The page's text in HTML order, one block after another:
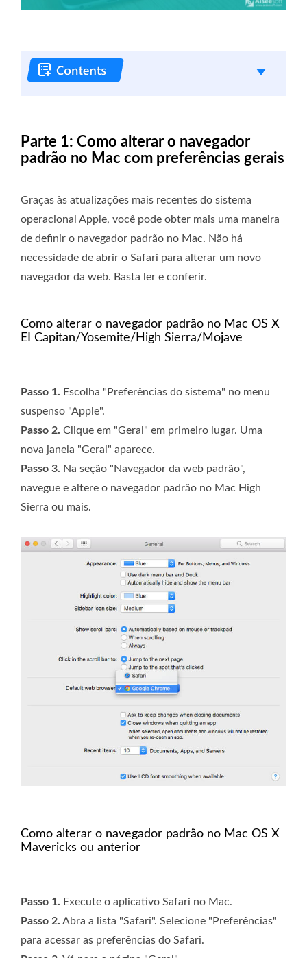
Parte 1: Como alterar o navegador
padrão no Mac com preferências gerais
Graças às atualizações mais recentes do sistema
operacional Apple, você pode obter mais uma maneira
de definir o navegador padrão no Mac. Não há
necessidade de abrir o Safari para alterar um novo
navegador da web. Basta ler e conferir.
Como alterar o navegador padrão no Mac OS X
EI Capitan/Yosemite/High Sierra/Mojave
Passo 1. Escolha "Preferências do sistema" no menu
suspenso "Apple".
Passo 2. Clique em "Geral" em primeiro lugar. Uma
nova janela "Geral" aparece.
Passo 3. Na seção "Navegador da web padrão",
navegue e altere o navegador padrão no Mac High
Sierra ou mais.
Como alterar o navegador padrão no Mac OS X
Mavericks ou anterior
Passo 1. Execute o aplicativo Safari no Mac.
Passo 2. Abra a lista "Safari". Selecione "Preferências"
para acessar as preferências do Safari.